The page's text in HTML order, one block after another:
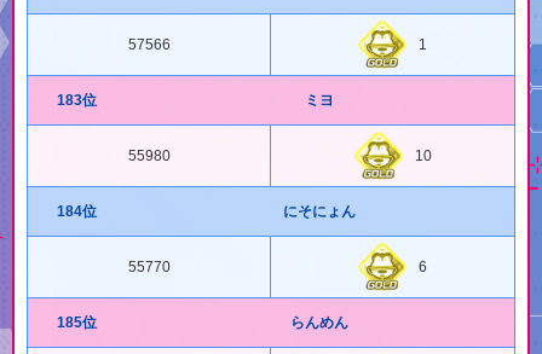
57566 1
183位 ミヨ
55980 10
184位 にそにょん
55770 6
185位 らんめん